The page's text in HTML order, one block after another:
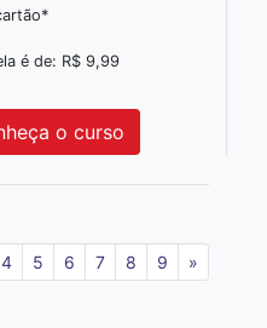
é de: R$ 9,99
o curso
4 5 6 7 8 9 »